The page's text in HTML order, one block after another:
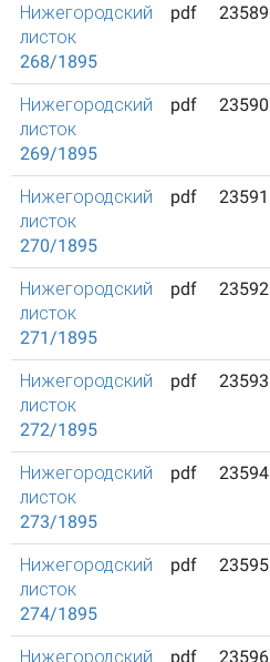
Нижегородский
листок
268/1895
pdf 23589
Нижегородский
листок
269/1895
pdf 23590
Нижегородский
листок
270/1895
pdf 23591
Нижегородский
листок
271/1895
pdf 23592
Нижегородский
листок
272/1895
pdf 23593
Нижегородский
листок
273/1895
pdf 23594
Нижегородский
листок
274/1895
pdf 23595
Нижегородский pdf 23596